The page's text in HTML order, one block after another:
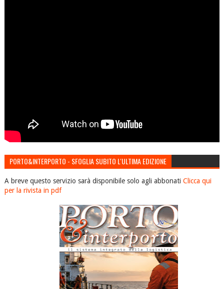
PORTO&INTERPORTO - SFOGLIA SUBITO L'ULTIMA EDIZIONE
A breve questo servizio sarà disponibile solo agli abbonati Clicca qui
per la rivista in pdf